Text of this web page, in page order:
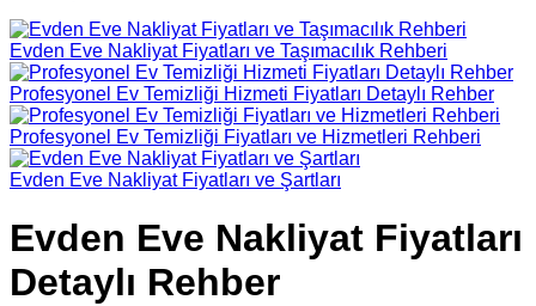
Evden Eve Nakliyat Fiyatları ve Taşımacılık Rehberi
Profesyonel Ev Temizliği Hizmeti Fiyatları Detaylı Rehber
Profesyonel Ev Temizliği Fiyatları ve Hizmetleri Rehberi
Evden Eve Nakliyat Fiyatları ve Şartları
Evden Eve Nakliyat Fiyatları
Detaylı Rehber